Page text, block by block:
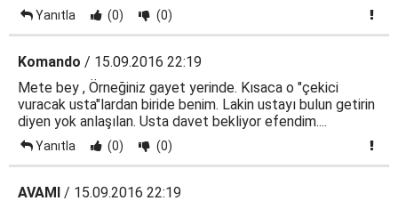
Yanıtla (0) (0)
Komando / 15.09.2016 22:19
Mete bey , Örneğiniz gayet yerinde. Kısaca o "çekici
vuracak usta"lardan biride benim. Lakin ustayı bulun getirin
diyen yok anlaşılan. Usta davet bekliyor efendim....
Yanıtla (0) (0)
AVAMI / 15.09.2016 22:19